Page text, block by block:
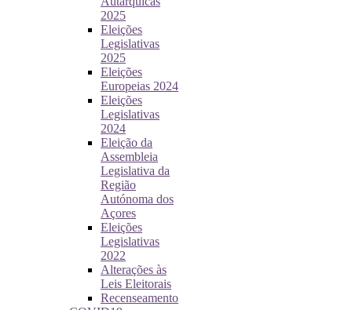
2025
Eleições
Legislativas
2025
Eleições
Europeias 2024
Eleições
Legislativas
2024
Eleição da
Assembleia
Legislativa da
Região
Autónoma dos
Açores
Eleições
Legislativas
2022
Alterações às
Leis Eleitorais
Recenseamento